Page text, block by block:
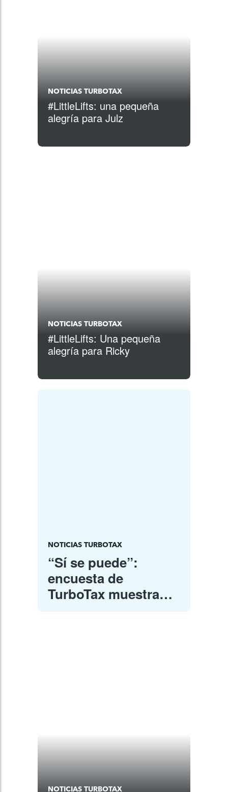
NOTICIAS TURBOTAX
#LittleLifts: una pequeña
alegría para Julz
NOTICIAS TURBOTAX
#LittleLifts: Una pequeña
alegría para Ricky
NOTICIAS TURBOTAX
“Sí se puede”:
encuesta de
TurboTax muestra
NOTICIAS TURBOTAX